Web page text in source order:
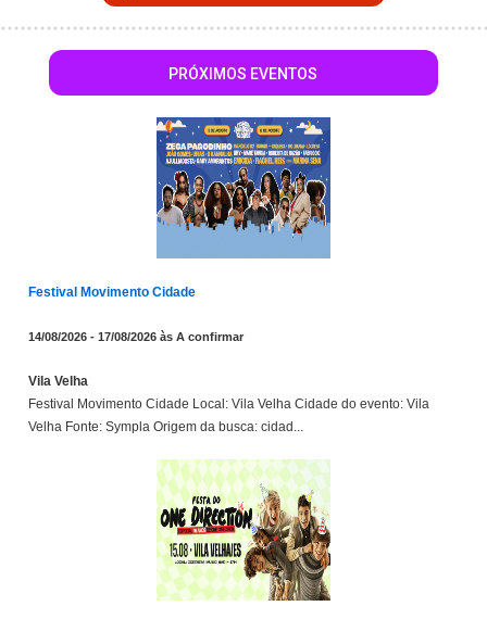
PRÓXIMOS EVENTOS
Festival Movimento Cidade
14/08/2026 - 17/08/2026 às A confirmar
Vila Velha
Festival Movimento Cidade Local: Vila Velha Cidade do evento: Vila
Velha Fonte: Sympla Origem da busca: cidad...